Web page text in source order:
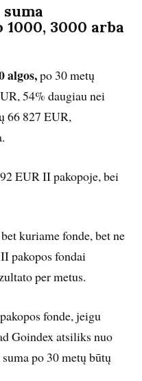
3000 arba
algos,po 30 metų
54% daugiau nei
66 827 EUR,
EUR II pakopoje, bei
kuriame fonde, bet ne
pakopos fondai
per metus.
fonde, jeigu
Goindex atsiliks nuo
po 30 metų būtų